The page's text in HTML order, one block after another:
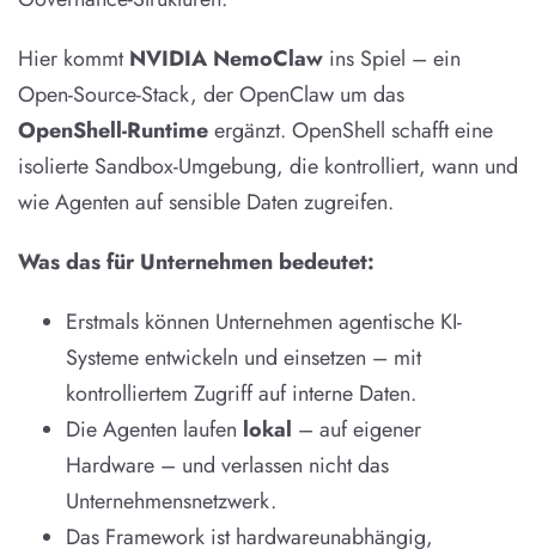
Hier kommtNVIDIA NemoClaw ins Spiel – ein
Open-Source-Stack, der OpenClaw um das
OpenShell-Runtimeergänzt. OpenShell schafft eine
isolierte Sandbox-Umgebung, die kontrolliert, wann und
wie Agenten auf sensible Daten zugreifen.
Was das für Unternehmen bedeutet:
Erstmals können Unternehmen agentische KI-
Systeme entwickeln und einsetzen – mit
kontrolliertem Zugriff auf interne Daten.
Die Agenten laufen lokal – auf eigener
Hardware – und verlassen nicht das
Unternehmensnetzwerk.
Das Framework ist hardwareunabhängig,